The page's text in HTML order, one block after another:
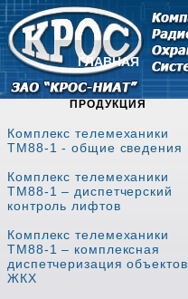
ГЛАВНАЯ
ПРОДУКЦИЯ
Комплекс телемеханики
ТМ88-1 - общие сведения
Комплекс телемеханики
ТМ88-1 – диспетчерский
контроль лифтов
Комплекс телемеханики
ТМ88-1 – комплексная
диспетчеризация объектов
ЖКХ